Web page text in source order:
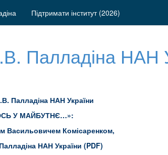
Підтримати інститут (2026)
Палладіна НАН
Палладіна НАН України
У МАЙБУТНЄ…»:
Васильовичем Комісаренком,
НАН України (PDF)